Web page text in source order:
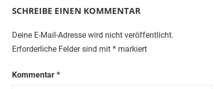
SCHREIBE EINEN KOMMENTAR
Deine E-Mail-Adresse wird nicht veröffentlicht.
Erforderliche Felder sind mit * markiert
Kommentar *